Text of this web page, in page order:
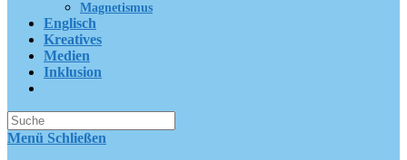
Magnetismus
Englisch
Kreatives
Medien
Inklusion
Suche
nach:
Menü Schließen